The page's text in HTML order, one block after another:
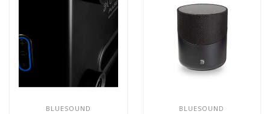
BLUESOUND BLUESOUND